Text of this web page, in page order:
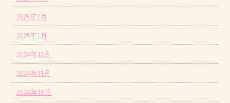
2025年2月
2025年1月
2024年12月
2024年11月
2024年10月